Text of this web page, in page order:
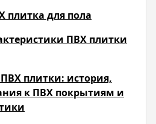
плитка для пола
ПВХ плитки
плитки: история,
к ПВХ покрытиям и